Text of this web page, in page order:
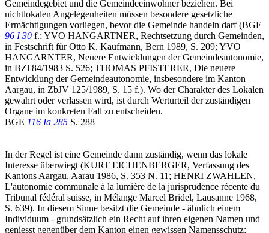
Gemeindegebiet und die Gemeindeeinwohner beziehen. Bei
nichtlokalen Angelegenheiten müssen besondere gesetzliche
Ermächtigungen vorliegen, bevor die Gemeinde handeln darf (BGE
96 I 30 f.; YVO HANGARTNER, Rechtsetzung durch Gemeinden,
in Festschrift für Otto K. Kaufmann, Bern 1989, S. 209; YVO
HANGARNTER, Neuere Entwicklungen der Gemeindeautonomie,
in BZl 84/1983 S. 526; THOMAS PFISTERER, Die neuere
Entwicklung der Gemeindeautonomie, insbesondere im Kanton
Aargau, in ZbJV 125/1989, S. 15 f.). Wo der Charakter des Lokalen
gewahrt oder verlassen wird, ist durch Werturteil der zuständigen
Organe im konkreten Fall zu entscheiden.
BGE 116 Ia 285 S. 288
In der Regel ist eine Gemeinde dann zuständig, wenn das lokale
Interesse überwiegt (KURT EICHENBERGER, Verfassung des
Kantons Aargau, Aarau 1986, S. 353 N. 11; HENRI ZWAHLEN,
L'autonomie communale à la lumière de la jurisprudence récente du
Tribunal fédéral suisse, in Mélange Marcel Bridel, Lausanne 1968,
S. 639). In diesem Sinne besitzt die Gemeinde - ähnlich einem
Individuum - grundsätzlich ein Recht auf ihren eigenen Namen und
geniesst gegenüber dem Kanton einen gewissen Namensschutz;